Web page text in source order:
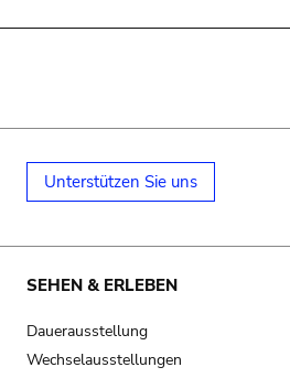
Unterstützen Sie uns
SEHEN & ERLEBEN
Dauerausstellung
Wechselausstellungen